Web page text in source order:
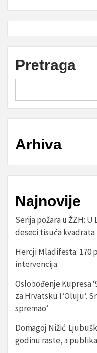
Pretraga
Arhiva
Najnovije
Serija požara u ŽZH:
deseci tisuća kvadrata
Heroji Mladifesta: 170
intervencija
Oslobođenje Kupresa
za Hrvatsku i ‘Oluju‘.
spremao‘
Domagoj Nižić:
godinu raste, a